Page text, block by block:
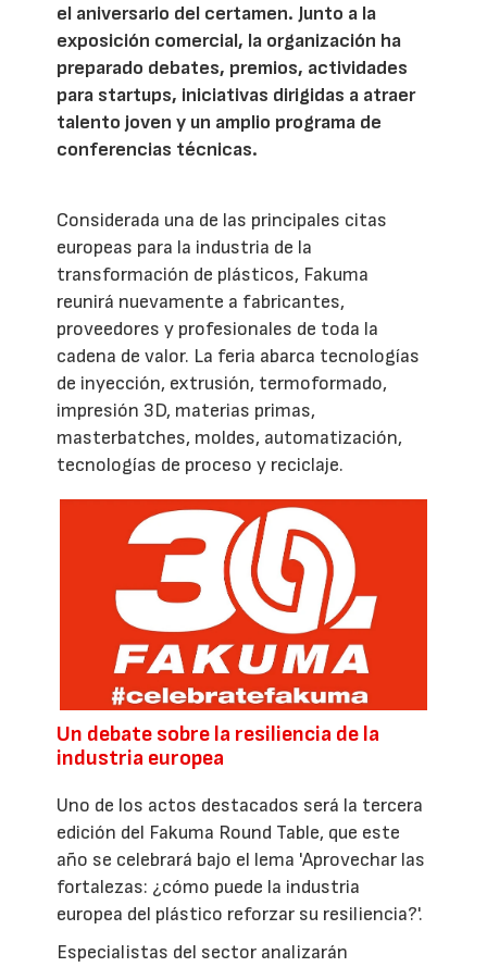
el aniversario del certamen. Junto a la
exposición comercial, la organización ha
preparado debates, premios, actividades
para startups, iniciativas dirigidas a atraer
talento joven y un amplio programa de
conferencias técnicas.
Considerada una de las principales citas
europeas para la industria de la
transformación de plásticos, Fakuma
reunirá nuevamente a fabricantes,
proveedores y profesionales de toda la
cadena de valor. La feria abarca tecnologías
de inyección, extrusión, termoformado,
impresión 3D, materias primas,
masterbatches, moldes, automatización,
tecnologías de proceso y reciclaje.
Un debate sobre la resiliencia de la
industria europea
Uno de los actos destacados será la tercera
edición del Fakuma Round Table, que este
año se celebrará bajo el lema 'Aprovechar las
fortalezas: ¿cómo puede la industria
europea del plástico reforzar su resiliencia?'.
Especialistas del sector analizarán